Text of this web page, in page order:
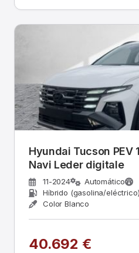
Hyundai Tucson PEV
Navi Leder digitale
11-2024 Automático
Híbrido (gasolina/eléctrico)
Color Blanco
40.692 €